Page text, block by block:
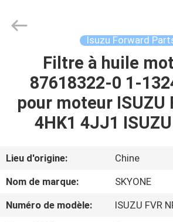
MAISON
PRODUITS
SUJET
DE
NOUS
Technology
Isuzu Forward
Filtre à huile
87618322-0 1-
pour moteur ISUZU
4HK1 4JJ1
Lieu d'origine:
Chine
Nom de marque:
SKYONE
Numéro de modèle:
ISUZU FVR